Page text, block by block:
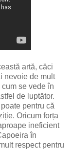
artă, căci
nevoie de mult
se vede în
de luptător.
pentru că
Oricum forța
ineficient
în
respect pentru